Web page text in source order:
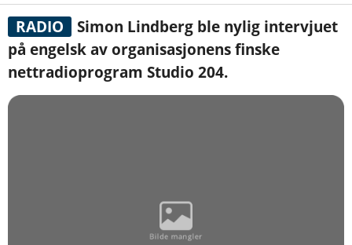
RADIO
Simon Lindberg ble nylig intervjuet
på engelsk av organisasjonens finske
nettradioprogram Studio 204.